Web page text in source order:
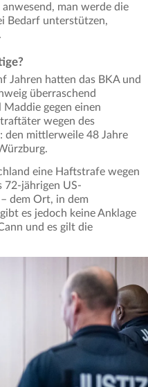
man werde die
Bedarf unterstützen,
Jahren hatten das BKA und
überraschend
Maddie gegen einen
wegen des
den mittlerweile 48 Jahre
eine Haftstrafe wegen
72-jährigen US-
dem Ort, in dem
es jedoch keine Anklage
und es gilt die